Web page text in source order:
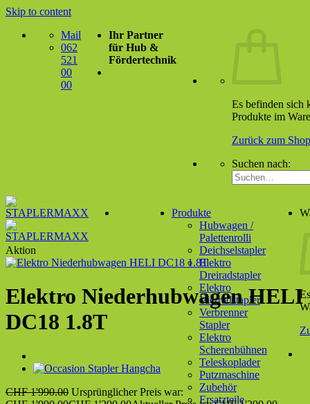
Skip to content
Mail
062
521
00
00
Ihr Partner
für Hub &
Fördertechnik
Es befinden sich
Produkte im
Zurück zum Shop
Suchen nach:
Produkte
Hubwagen /
Palettenrolli
Deichselstapler
Elektro
Dreiradstapler
Elektro
Vierradstapler
Verbrenner
Stapler
Elektro
Scherenbühnen
Teleskoplader
Putzmaschine
Zubehör
Ersatzteile
Aktion
Elektro Niederhubwagen HELI
DC18 1.8T
CHF1'990.00 Ursprünglicher Preis war: